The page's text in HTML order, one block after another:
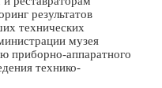
результатов
технических
музея
приборно-аппаратного
технико-